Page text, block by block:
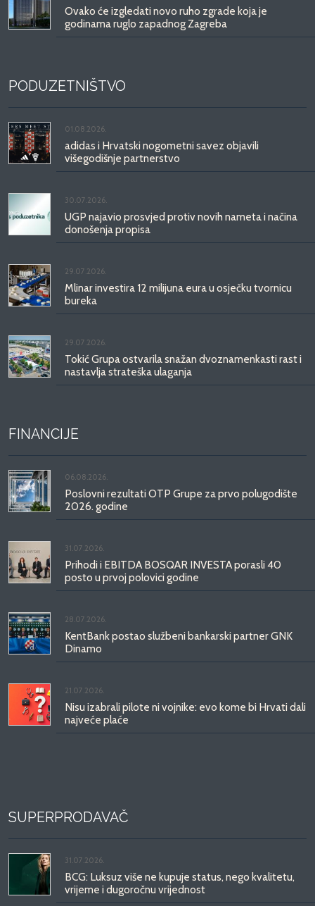
Ovako će izgledati novo ruho zgrade koja je
godinama ruglo zapadnog Zagreba
PODUZETNIŠTVO
01.08.2026.
adidas i Hrvatski nogometni savez objavili
višegodišnje partnerstvo
30.07.2026.
UGP najavio prosvjed protiv novih nameta i načina
donošenja propisa
29.07.2026.
Mlinar investira 12 milijuna eura u osječku tvornicu
bureka
29.07.2026.
Tokić Grupa ostvarila snažan dvoznamenkasti rast i
nastavlja strateška ulaganja
FINANCIJE
06.08.2026.
Poslovni rezultati OTP Grupe za prvo polugodište
2026. godine
31.07.2026.
Prihodi i EBITDA BOSQAR INVESTA porasli 40
posto u prvoj polovici godine
28.07.2026.
KentBank postao službeni bankarski partner GNK
Dinamo
21.07.2026.
Nisu izabrali pilote ni vojnike: evo kome bi Hrvati dali
najveće plaće
SUPERPRODAVAČ
31.07.2026.
BCG: Luksuz više ne kupuje status, nego kvalitetu,
vrijeme i dugoročnu vrijednost